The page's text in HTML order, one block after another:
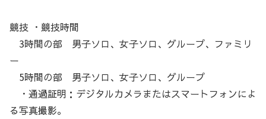
競技 ・競技時間
3時間の部 男子ソロ、女子ソロ、グループ、ファミリ
ー
5時間の部 男子ソロ、女子ソロ、グループ
・通過証明：デジタルカメラまたはスマートフォンによ
る写真撮影。